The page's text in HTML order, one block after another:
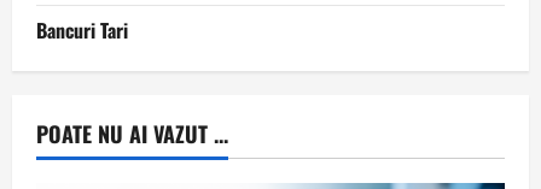
Bancuri Tari
POATE NU AI VAZUT ...